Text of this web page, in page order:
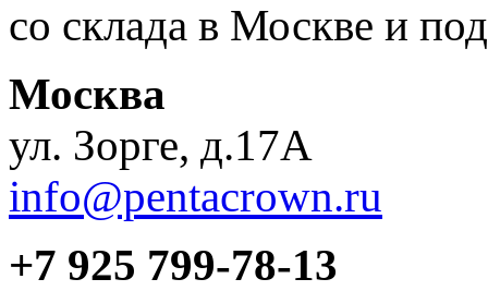
со склада в Москве и под
Москва
ул. Зорге, д.17А
info@pentacrown.ru
+7 925 799-78-13